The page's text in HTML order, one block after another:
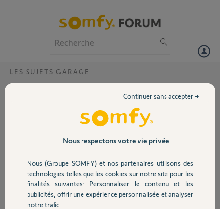
Volet
Sécurité
Domotique
LES SUJETS GARAGE
Comment connaitre la ref d'une barre
Après avoir changer la pile de l'émetteur XSE, l'émetteur xse, notre
porte de garage enroulable reno avec radio IO ne descend que si nous
changer la barre palpeuse. mais comment connaitre la référence à
acheter? Merci pour votre aide
Merci,
Nous respectons votre vie privée
Nous (Groupe SOMFY) et nos partenaires utilisons des
technologies telles que les cookies sur notre site pour les
finalités suivantes: Personnaliser le contenu et les
publicités, offrir une expérience personnalisée et analyser
notre trafic.
Continuer sans accepter →